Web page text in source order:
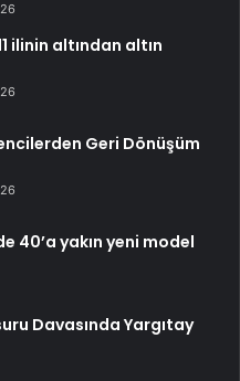
ilinin altından altın
Geri Dönüşüm
40’a yakın yeni model
Davasında Yargıtay